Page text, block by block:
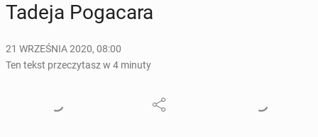
Tadeja Po­ga­ca­ra
21 WRZEŚNIA 2020, 08:00
Ten tekst przeczytasz w 4 minuty